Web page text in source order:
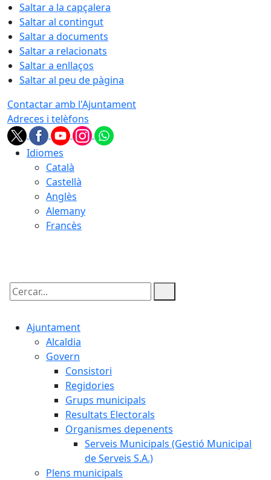
Saltar a la capçalera
Saltar al contingut
Saltar a documents
Saltar a relacionats
Saltar a enllaços
Saltar al peu de pàgina
Contactar amb l'Ajuntament
Adreces i telèfons
Idiomes
Català
Castellà
Anglès
Alemany
Francès
Cercar:
Ajuntament
Alcaldia
Govern
Consistori
Regidories
Grups municipals
Resultats Electorals
Organismes depenents
Serveis Municipals (Gestió Municipal
de Serveis S.A.)
Plens municipals